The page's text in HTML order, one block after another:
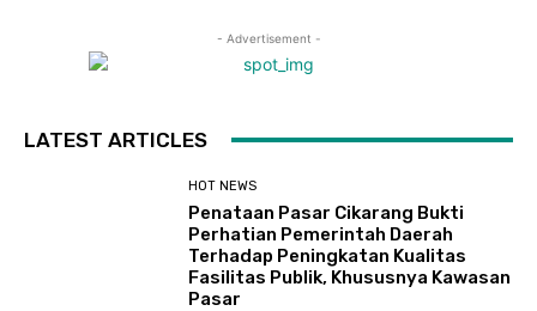
- Advertisement -
LATEST ARTICLES
HOT NEWS
Penataan Pasar Cikarang Bukti
Perhatian Pemerintah Daerah
Terhadap Peningkatan Kualitas
Fasilitas Publik, Khususnya Kawasan
Pasar